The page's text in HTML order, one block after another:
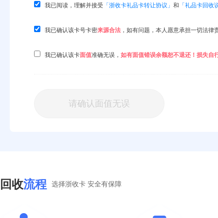
我已阅读，理解并接受 「浙收卡礼品卡转让协议」 和 「礼品卡回收
我已确认该卡号卡密来源合法 ，如有问题，本人愿意承担一切法律责
我已确认该卡面值准确无误， 如有面值错误余额恕不退还！损失自
请确认面值无误
回收流程 选择浙收卡 安全有保障